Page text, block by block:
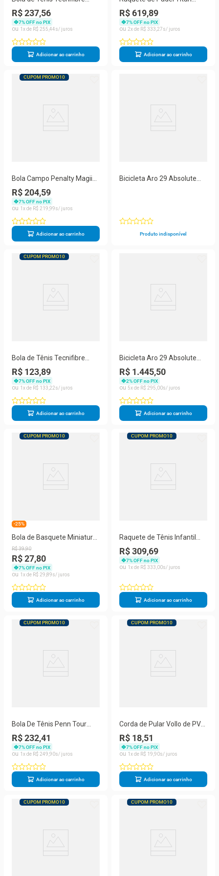
Champion One (6UN) - Pró
Spin
R$ 237,56
7% OFF no PIX
1
R$ 255 44
Adicionar ao carrinho
Aura Carbon 3K
R$ 619,89
7% OFF no PIX
2
R$ 333 27
Adicionar ao carrinho
CUPOM PROMO10
Bola Campo Penalty Magiia
R2 XXVI Replica Paulistão -
Bcoro
R$ 204,59
7% OFF no PIX
1
R$ 219 99
Adicionar ao carrinho
Bicicleta Aro 29 Absolute
Produto indisponível
CUPOM PROMO10
Bola de Tênis Tecnifibre
Champion One - Pack com 3
Tubos
R$ 123,89
7% OFF no PIX
1
R$ 133 22
Adicionar ao carrinho
Bicicleta Aro 29 Absolute
Nero 5 Alumínio 27v
Mountain Bike K7 Freio A
Disco Garfo Suspensão
Cinza 21
R$ 1.445,50
2% OFF no PIX
5
R$ 295 00
Adicionar ao carrinho
CUPOM PROMO10
-25%
Bola de Basquete Miniatura
Wilson NBA Dribbler Chicago
Bulls
R$39,90
R$ 27,80
7% OFF no PIX
1
R$ 29 89
Adicionar ao carrinho
CUPOM PROMO10
Raquete de Tênis Infantil
Head Speed 25
R$ 309,69
7% OFF no PIX
1
R$ 333 00
Adicionar ao carrinho
CUPOM PROMO10
Bola De Tênis Penn Tour
Premium Extra Duty Pack
Com 6 Tubos
R$ 232,41
7% OFF no PIX
1
R$ 249 90
Adicionar ao carrinho
CUPOM PROMO10
Corda de Pular Vollo de PVC
275 x 0,5cm Preta e Laranja
R$ 18,51
7% OFF no PIX
1
R$ 19 90
Adicionar ao carrinho
CUPOM PROMO10 CUPOM PROMO10